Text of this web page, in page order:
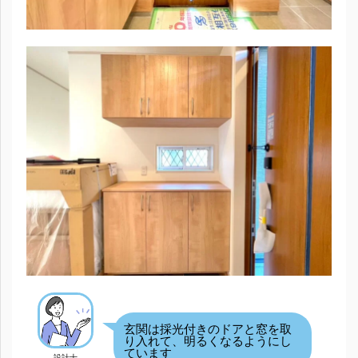
玄関は採光付きのドアと窓を取
り入れて、明るくなるようにし
ています